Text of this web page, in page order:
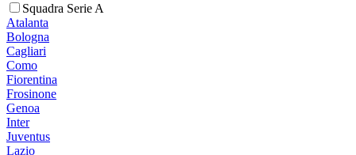
Squadra Serie A
Atalanta
Bologna
Cagliari
Como
Fiorentina
Frosinone
Genoa
Inter
Juventus
Lazio